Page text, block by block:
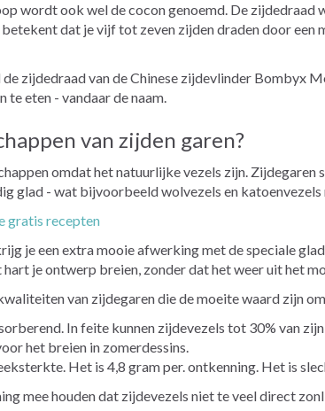
wordt ook wel de cocon genoemd. De
dat je vijf tot zeven zijden draden door een
zijdedraad van de Chinese zijdevlinder
eten - vandaar de naam.
van zijden garen?
omdat het natuurlijke vezels zijn.
glad - wat bijvoorbeeld wolvezels en katoenvezels
gratis recepten
je een extra mooie afwerking met de speciale
hart je ontwerp breien, zonder dat het weer uit het
van zijdegaren die de moeite waard zijn
In feite kunnen zijdevezels tot 30% van
het breien in zomerdessins.
Het is 4,8 gram per. ontkenning. Het is
mee houden dat zijdevezels niet te veel direct